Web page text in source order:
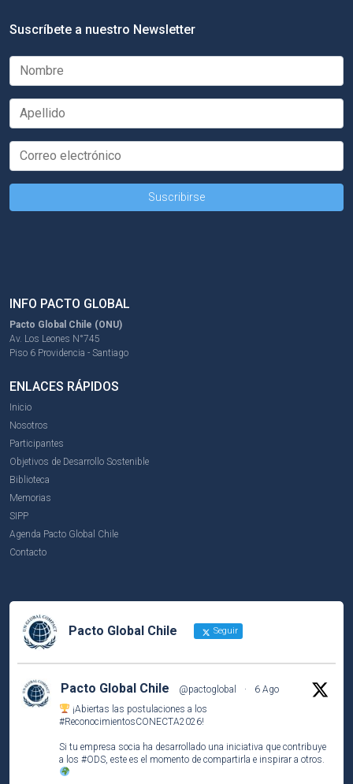
Suscríbete a nuestro Newsletter
INFO PACTO GLOBAL
Pacto Global Chile (ONU)
Av. Los Leones N°745
Piso 6 Providencia - Santiago
ENLACES RÁPIDOS
Inicio
Nosotros
Participantes
Objetivos de Desarrollo Sostenible
Biblioteca
Memorias
SIPP
Agenda Pacto Global Chile
Contacto
Pacto Global Chile Seguir
Pacto Global Chile @pactoglobal ·
6 Ago
¡Abiertas las postulaciones a los
#ReconocimientosCONECTA2026!
Si tu empresa socia ha desarrollado una iniciativa que contribuye
a los #ODS, este es el momento de compartirla e inspirar a otros.